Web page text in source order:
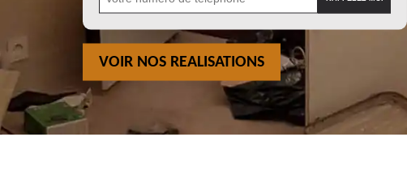
VOIR NOS REALISATIONS